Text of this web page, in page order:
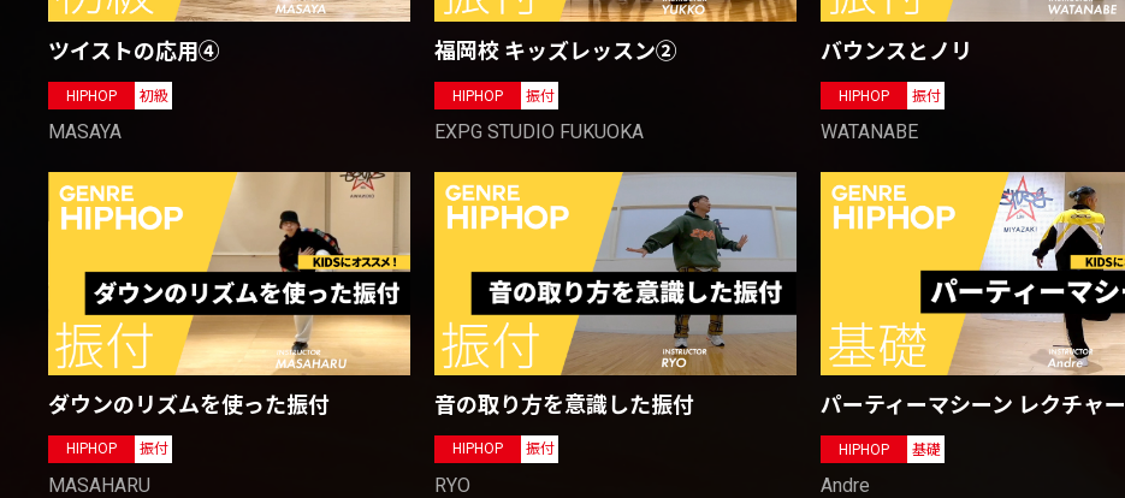
ツイストの応用④
HIPHOP 初級
MASAYA
福岡校 キッズレッスン②
HIPHOP 振付
EXPG STUDIO FUKUOKA
バウンスとノリ
HIPHOP 振付
WATANABE
ダウンのリズムを使った振付
HIPHOP 振付
MASAHARU
音の取り方を意識した振付
HIPHOP 振付
RYO
パーティーマシーン レクチャー
HIPHOP 基礎
Andre